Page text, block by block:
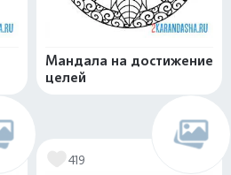
Мандала на достижение
целей
419